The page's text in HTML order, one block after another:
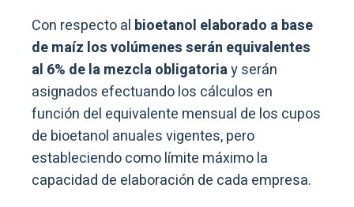
Con respecto al bioetanol elaborado a base
de maíz los volúmenes serán equivalentes
al 6% de la mezcla obligatoriay serán
asignados efectuando los cálculos en
función del equivalente mensual de los cupos
de bioetanol anuales vigentes, pero
estableciendo como límite máximo la
capacidad de elaboración de cada empresa.